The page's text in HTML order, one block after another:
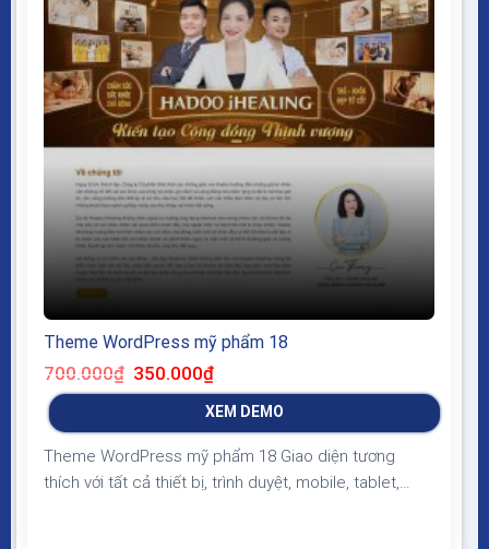
Theme WordPress mỹ phẩm 18
700.000₫ Giá
gốc
là:
350.000₫Giá
tại
là:
XEM DEMO
Theme WordPress mỹ phẩm 18 Giao diện tương
thích với tất cả thiết bị, trình duyệt, mobile, tablet,